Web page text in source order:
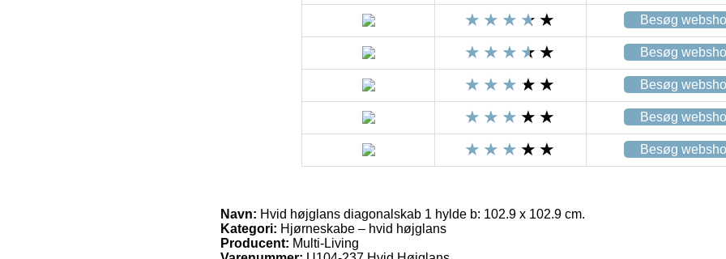
Besøg
Besøg
Besøg
Besøg
Besøg
Navn: Hvid højglans diagonalskab 1 hylde b: 102.9 x 102.9 cm.
Kategori: Hjørneskabe – hvid højglans
Producent: Multi-Living